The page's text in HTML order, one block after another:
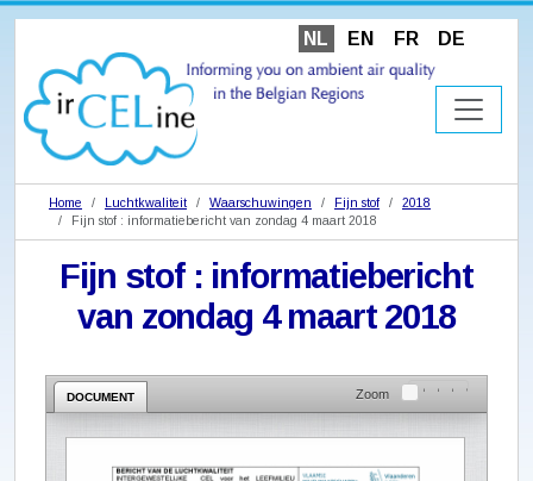
NL EN FR DE
Home Luchtkwaliteit Waarschuwingen Fijn stof
2018
Fijn stof : informatiebericht van zondag 4 maart 2018
Fijn stof : informatiebericht
van zondag 4 maart 2018
DOCUMENT Zoom